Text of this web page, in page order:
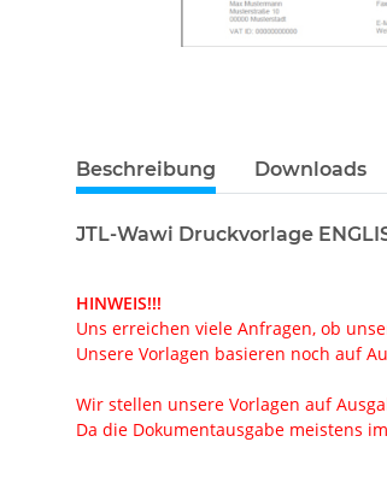
Beschreibung Downloads
JTL-Wawi Druckvorlage
HINWEIS!!!
Uns erreichen viele Anfragen, ob
Unsere Vorlagen basieren noch auf
Wir stellen unsere Vorlagen auf
Da die Dokumentausgabe meistens